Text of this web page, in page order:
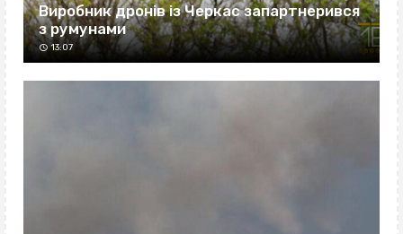
Виробник дронів із Черкас запартнерився
з румунами
13:07